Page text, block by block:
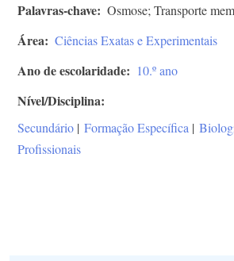
Palavras-chave Osmose; Transporte
Área Ciências Exatas e Experimentais
Ano de escolaridade 10.º ano
Nível/Disciplina
Secundário | Formação Específica |
Profissionais